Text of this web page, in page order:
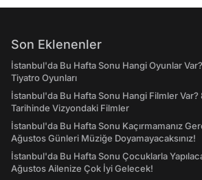
Son Eklenenler
İstanbul'da Bu Hafta Sonu Hangi Oyunlar
Tiyatro Oyunları
İstanbul'da Bu Hafta Sonu Hangi Filmler
Tarihinde Vizyondaki Filmler
İstanbul'da Bu Hafta Sonu Kaçırmamanız
Ağustos Günleri Müziğe Doyamayacaksınız!
İstanbul'da Bu Hafta Sonu Çocuklarla
Ağustos Ailenize Çok İyi Gelecek!